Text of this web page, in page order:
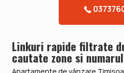
Linkuri rapide filtrate
cautate zone si